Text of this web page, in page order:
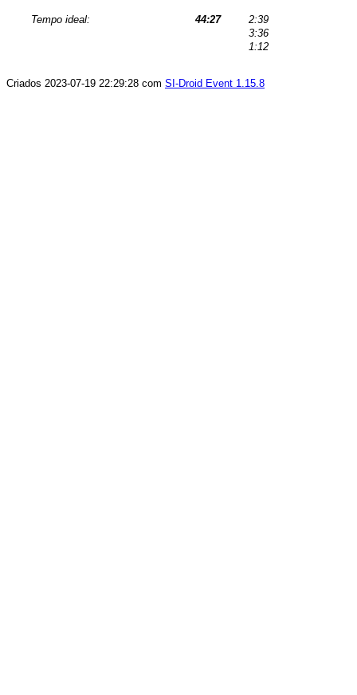
Tempo ideal: 44:27
2:39
3:36
1:12
Criados 2023-07-19 22:29:28 com SI-Droid Event 1.15.8